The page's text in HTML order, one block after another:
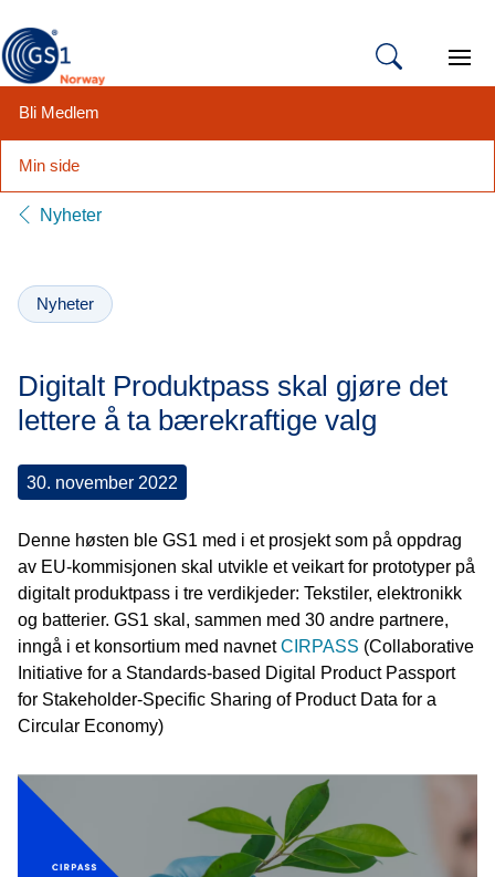
Bli Medlem
Min side
HoppNyheter
Nyheter
Digitalt Produktpass skal gjøre det
lettere å ta bærekraftige valg
30. november 2022
Denne høsten ble GS1 med i et prosjekt som på oppdrag
av EU-kommisjonen skal utvikle et veikart for prototyper på
digitalt produktpass i tre verdikjeder: Tekstiler, elektronikk
og batterier. GS1 skal, sammen med 30 andre partnere,
inngå i et konsortium med navnetCIRPASS (Collaborative
Initiative for a Standards-based Digital Product Passport
for Stakeholder-Specific Sharing of Product Data for a
Circular Economy)